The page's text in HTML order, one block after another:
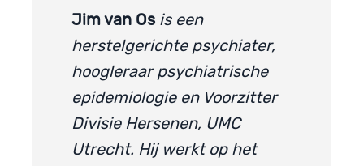
Jim van Os is een
herstelgerichte psychiater,
hoogleraar psychiatrische
epidemiologie en Voorzitter
Divisie Hersenen, UMC
Utrecht. Hij werkt op het